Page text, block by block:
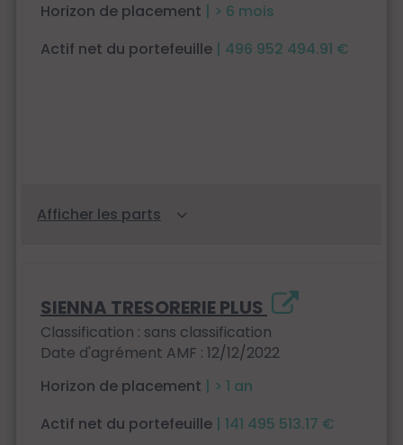
Horizon de placement | > 6 mois
Actif net du portefeuille | 496 952 494.91 €
SIENNA TRESORERIE PLUS
Classification : sans classification
Date d'agrément AMF : 12/12/2022
Horizon de placement | > 1 an
Actif net du portefeuille | 141 495 513.17 €